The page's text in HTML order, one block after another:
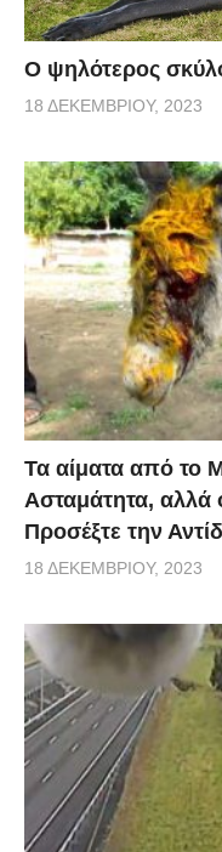
Ο ψηλότερος
18 ΔΕΚΕΜΒΡΊΟΥ, 2023
Τα αίματα από το
Ασταμάτητα, αλλά
Προσέξτε την
18 ΔΕΚΕΜΒΡΊΟΥ, 2023